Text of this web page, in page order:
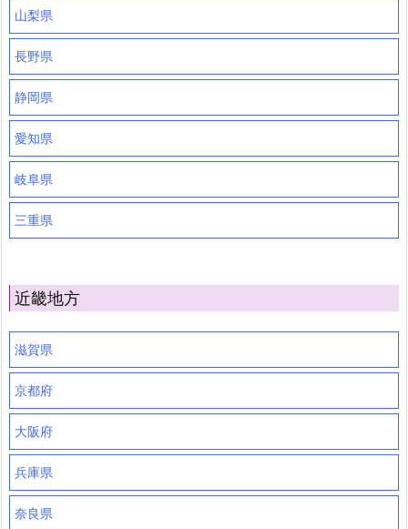
山梨県
長野県
静岡県
愛知県
岐阜県
三重県
近畿地方
滋賀県
京都府
大阪府
兵庫県
奈良県